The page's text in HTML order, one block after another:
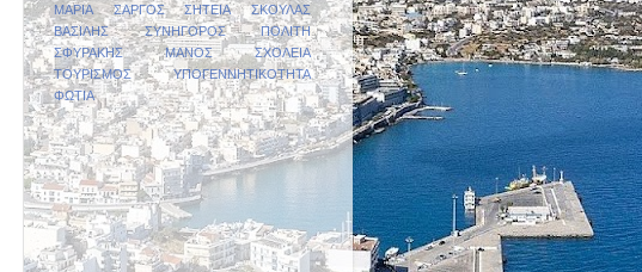
ΜΑΡΙΑ
ΣΑΡΓΟΣ ΣΗΤΕΙΑ
ΣΚΟΥΛΑΣ
ΒΑΣΙΛΗΣ
ΣΥΝΗΓΟΡΟΣ ΠΟΛΙΤΗ
ΣΦΥΡΑΚΗΣ ΜΑΝΟΣ
ΣΧΟΛΕΙΑ
ΤΟΥΡΙΣΜΟΣ
ΥΠΟΓΕΝΝΗΤΙΚΟΤΗΤΑ
ΦΩΤΙΑ